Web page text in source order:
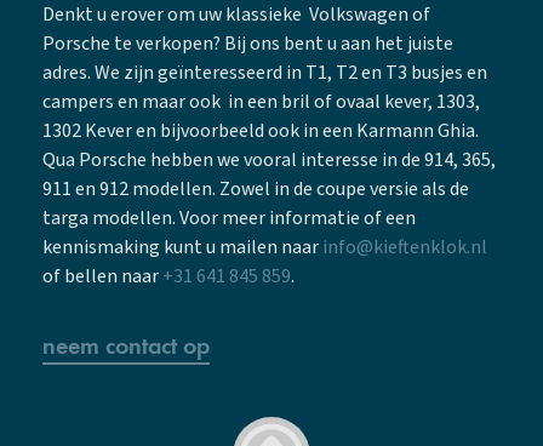
Denkt u erover om uw klassieke Volkswagen of
Porsche te verkopen? Bij ons bent u aan het juiste
adres. We zijn geïnteresseerd in T1, T2 en T3 busjes en
campers en maar ook in een bril of ovaal kever, 1303,
1302 Kever en bijvoorbeeld ook in een Karmann Ghia.
Qua Porsche hebben we vooral interesse in de 914, 365,
911 en 912 modellen. Zowel in de coupe versie als de
targa modellen. Voor meer informatie of een
kennismaking kunt u mailen naarinfo@kieftenklok.nl
of bellen naar+31 641 845 859.
neem contact op